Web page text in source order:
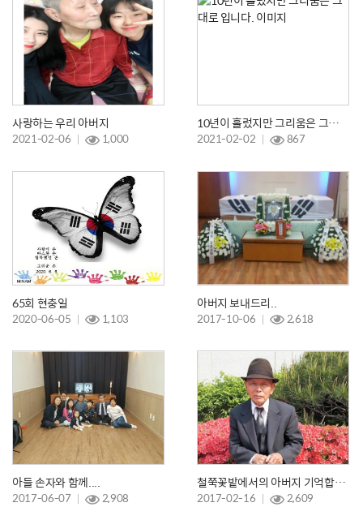
사랑하는 우리 아버지
2021-02-06 1,000
10년이 흘렀지만 그리움은 그대로 입니다.
2021-02-02 867
65회 현충일
2020-06-05 1,103
아버지 보내드리..
2017-10-06 2,618
아들 손자와 함께....
2017-06-07 2,908
철쭉꽃밭에서의 아버지 기억합니다.
2017-02-16 2,609